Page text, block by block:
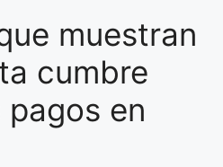
muestran
cumbre
en